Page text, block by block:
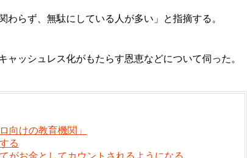
らず、無駄にしている人が多い」と指摘する。
ッシュレス化がもたらす恩恵などについて伺った。
向けの教育機関」
る
がお金としてカウントされるようになる